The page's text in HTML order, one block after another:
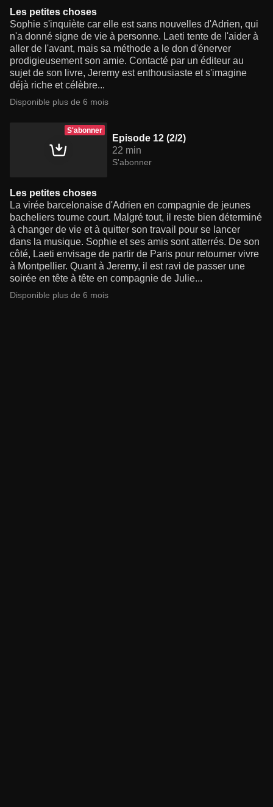
Les petites choses
Sophie s'inquiète car elle est sans nouvelles d'Adrien, qui
n'a donné signe de vie à personne. Laeti tente de l'aider à
aller de l'avant, mais sa méthode a le don d'énerver
prodigieusement son amie. Contacté par un éditeur au
sujet de son livre, Jeremy est enthousiaste et s'imagine
déjà riche et célèbre...
Disponible plus de 6 mois
S'abonner
Episode 12 (2/2)
22 min
S'abonner
Les petites choses
La virée barcelonaise d'Adrien en compagnie de jeunes
bacheliers tourne court. Malgré tout, il reste bien déterminé
à changer de vie et à quitter son travail pour se lancer
dans la musique. Sophie et ses amis sont atterrés. De son
côté, Laeti envisage de partir de Paris pour retourner vivre
à Montpellier. Quant à Jeremy, il est ravi de passer une
soirée en tête à tête en compagnie de Julie...
Disponible plus de 6 mois